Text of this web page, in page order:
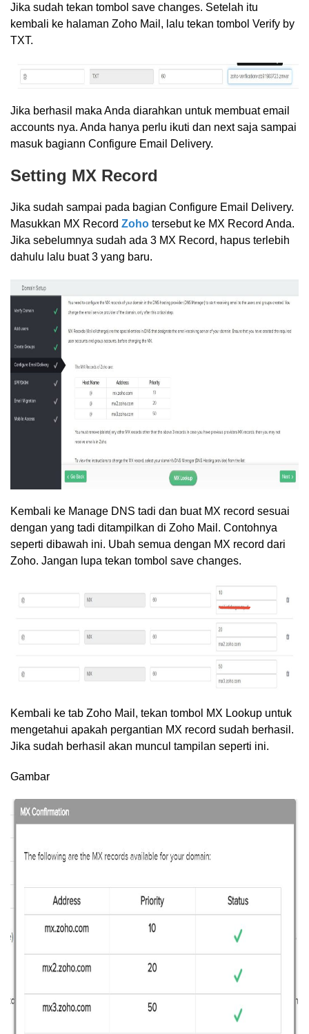
Jika sudah tekan tombol save changes. Setelah itu
kembali ke halaman Zoho Mail, lalu tekan tombol Verify by
TXT.
Jika berhasil maka Anda diarahkan untuk membuat email
accounts nya. Anda hanya perlu ikuti dan next saja sampai
masuk bagiann Configure Email Delivery.
Setting MX Record
Jika sudah sampai pada bagian Configure Email Delivery.
Masukkan MX Record Zoho tersebut ke MX Record Anda.
Jika sebelumnya sudah ada 3 MX Record, hapus terlebih
dahulu lalu buat 3 yang baru.
Kembali ke Manage DNS tadi dan buat MX record sesuai
dengan yang tadi ditampilkan di Zoho Mail. Contohnya
seperti dibawah ini. Ubah semua dengan MX record dari
Zoho. Jangan lupa tekan tombol save changes.
Kembali ke tab Zoho Mail, tekan tombol MX Lookup untuk
mengetahui apakah pergantian MX record sudah berhasil.
Jika sudah berhasil akan muncul tampilan seperti ini.
Gambar